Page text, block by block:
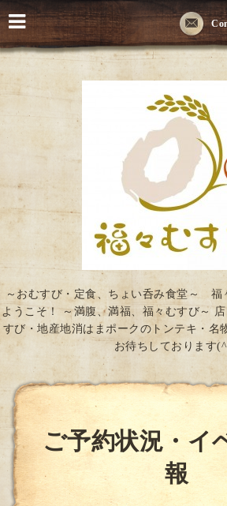
～おむすび・定食、ちょい呑み食堂～ 福
ようこそ！ ～満腹、満福、福々むすび～
すび・地産地消はまポークのトンテキ・名
お待ちしております
ご予約状況・イ
報